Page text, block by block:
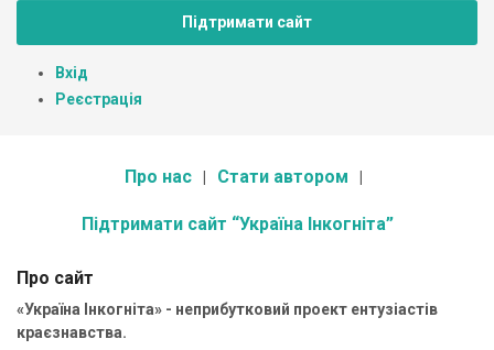
Підтримати сайт
Вхід
Реєстрація
Про нас Стати автором
Підтримати сайт “Україна Інкогніта”
Про сайт
«Україна Інкогніта» - неприбутковий проект ентузіастів
краєзнавства.